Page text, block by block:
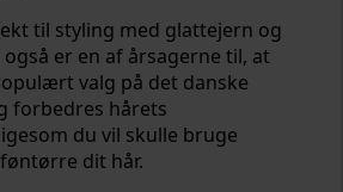
til styling med glattejern og
er en af årsagerne til, at
valg på det danske
forbedres hårets
du vil skulle bruge
dit hår.